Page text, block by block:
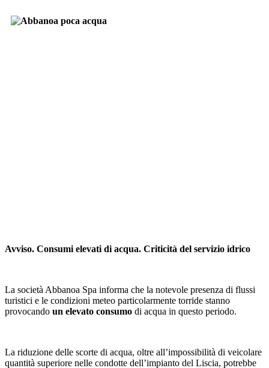
Avviso. Consumi elevati di acqua. Criticità del servizio idrico
La società Abbanoa Spa informa che la notevole presenza di flussi
turistici e le condizioni meteo particolarmente torride stanno
provocando un elevato consumo di acqua in questo periodo.
La riduzione delle scorte di acqua, oltre all’impossibilità di veicolare
quantità superiore nelle condotte dell’impianto del Liscia, potrebbe